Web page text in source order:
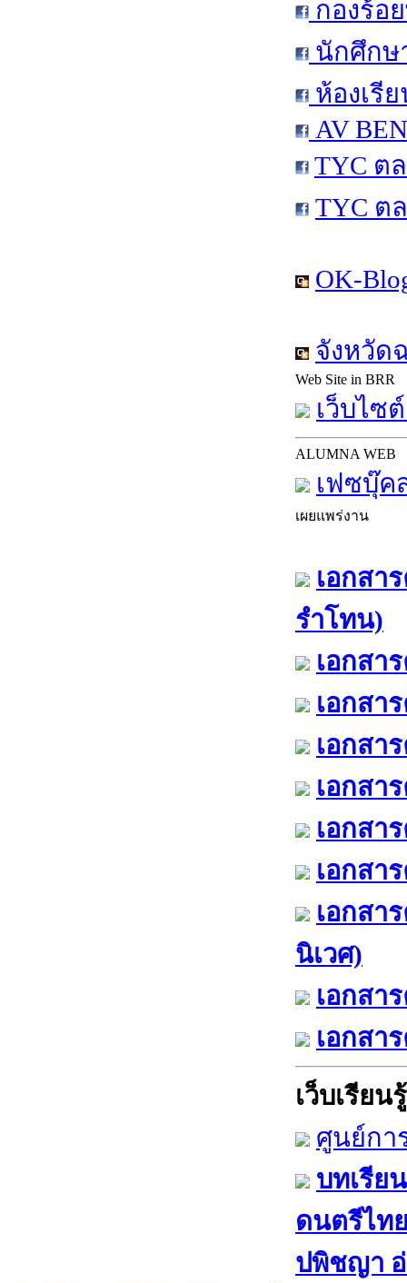
กองร้อ
นักศึกษ
ห้องเรี
AV
TYC ต
TYC ต
OK-
จังหวัด
Web Site in BRR
เว็บไซ
ALUMNA WEB
เฟซบุ๊ค
เผยแพร่งาน
เอกสา
รำโทน)
เอกสา
เอกสา
เอกสา
เอกสา
เอกสา
เอกสา
เอกสา
นิเวศ)
เอกสา
เอกสา
เว็บเรียนรู้
ศูนย์กา
บทเรีย
ดนตรีไท
ปพิชญา​ อ่